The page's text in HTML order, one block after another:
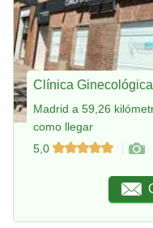
Clínica
Madrid a 59,26
como llegar
5,0